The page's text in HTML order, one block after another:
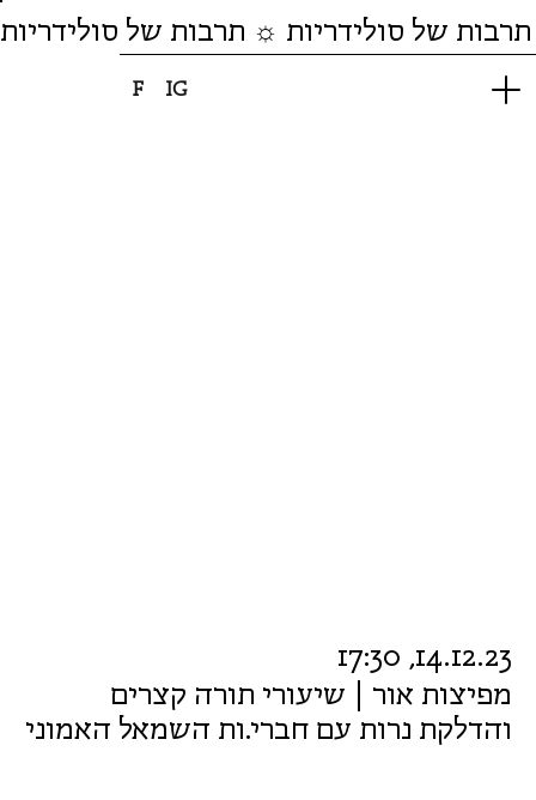
F IG
של סולידריות ☼ תרבות של סולידריות
מפיצות אור | שיעורי תורה קצרים
והדלקת נרות עם חברי.ות השמאל האמוני
14.12.23, 17:30